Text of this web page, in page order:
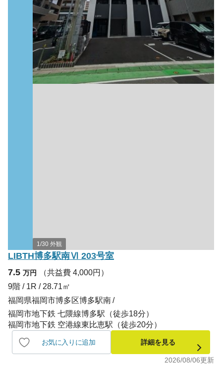
1/30 外観
LIBTH博多駅南Ⅵ 203号室
7.5 万円
（共益費 4,000円）
9階 / 1R / 28.71㎡
福岡県福岡市博多区博多駅南
福岡市地下鉄 七隈線博多駅（徒歩18分）
福岡市地下鉄 空港線東比恵駅（徒歩20分）
お気に入りに追加 詳細を見る
2026/08/06更新